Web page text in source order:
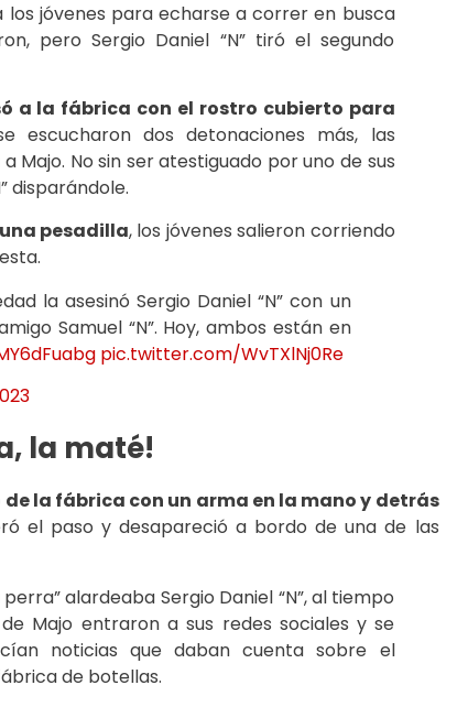
los jóvenes para echarse a correr en busca
pero Sergio Daniel “N” tiró el segundo
a la fábrica con el rostro cubierto para
escucharon dos detonaciones más, las
Majo. No sin ser atestiguado por uno de sus
disparándole.
pesadilla, los jóvenes salieron corriendo
la asesinó Sergio Daniel “N” con un
Samuel “N”. Hoy, ambos están en
pic.twitter.com/WvTXlNj0Re
la maté!
de la fábrica con un arma en la mano y detrás
el paso y desapareció a bordo de una de las
alardeaba Sergio Daniel “N”, al tiempo
Majo entraron a sus redes sociales y se
noticias que daban cuenta sobre el
de botellas.